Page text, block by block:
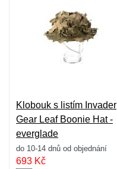
Klobouk s listím Invader
Gear Leaf Boonie Hat -
everglade
do 10-14 dnů od objednání
693 Kč